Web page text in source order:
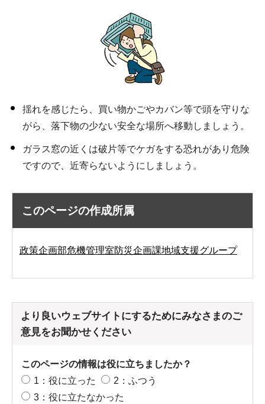
揺れを感じたら、買い物かごやカバン等で頭を守りな
がら、落下物の少ない安全な場所へ移動しましょう。
ガラス窓の近くは破片等でケガをする恐れがあり危険
ですので、近寄らないようにしましょう。
このページの作成所属
政策企画部危機管理室防災企画課地域支援グループ
より良いウェブサイトにするためにみなさまのご
意見をお聞かせください
このページの情報は役に立ちましたか？
1：役に立った
2：ふつう
3：役に立たなかった